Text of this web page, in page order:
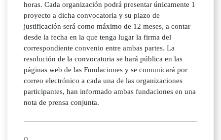
horas. Cada organización podrá presentar únicamente 1
proyecto a dicha convocatoria y su plazo de
justificación será como máximo de 12 meses, a contar
desde la fecha en la que tenga lugar la firma del
correspondiente convenio entre ambas partes. La
resolución de la convocatoria se hará pública en las
páginas web de las Fundaciones y se comunicará por
correo electrónico a cada una de las organizaciones
participantes, han informado ambas fundaciones en una
nota de prensa conjunta.